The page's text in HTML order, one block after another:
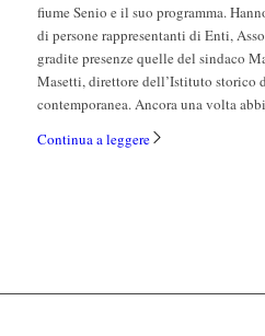
fiume Senio e il suo programma.
di persone rappresentanti di Enti,
gradite presenze quelle del sindaco
Masetti, direttore dell’Istituto storico
contemporanea. Ancora una volta
Continua a leggere